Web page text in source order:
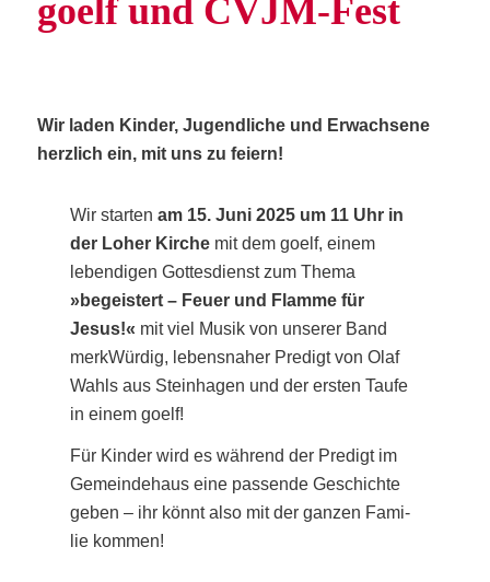
goelf und CVJM-Fest
Wir laden Kin­der, Jugend­li­che und Erwach­se­ne
herz­lich ein, mit uns zu feiern!
Wir star­tenam 15. Juni 2025 um 11 Uhr in
der Loher Kir­che mit dem goelf, einem
leben­di­gen Got­tes­dienst zum The­ma
»begeis­tert – Feu­er und Flam­me für
Jesus!« mit viel Musik von unse­rer Band
merk­Wür­dig, lebens­na­her Pre­digt von Olaf
Wahls aus Stein­ha­gen und der ers­ten Tau­fe
in einem goelf!
Für Kin­der wird es wäh­rend der Pre­digt im
Gemein­de­haus eine pas­sen­de Geschich­te
geben – ihr könnt also mit der gan­zen Fami­
lie kommen!